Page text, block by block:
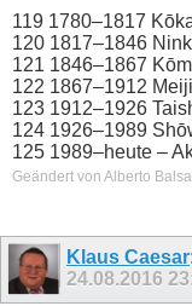
119 1780–1817
120 1817–1846
121 1846–1867
122 1867–1912
123 1912–1926
124 1926–1989
125 1989–heute –
Geändert von Alberto
Klaus Caesar
24.08.2016